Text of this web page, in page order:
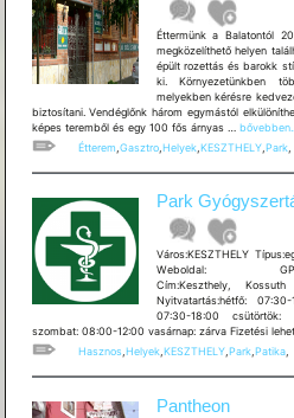
Éttermünk a Balatontól
megközelíthető helyen
épült rozettás és barokk
ki. Környezetünkben
melyekben kérésre
biztosítani. Vendéglőnk három egymástól
képes teremből és egy 100 fős árnyas … Park
Restaurant
bővebben...
Étterem Gasztro, Helyek, KESZTHELY, Park,
Park
Város:KESZTHELY
Weboldal:
Cím:Keszthely,
Nyitvatartás:hétfő:
07:30-18:00 csütörtök:
szombat: 08:00-12:00 vasárnap: zárva Fizetési
Hasznos, Helyek, KESZTHELY, Park, Patika,
Pantheon